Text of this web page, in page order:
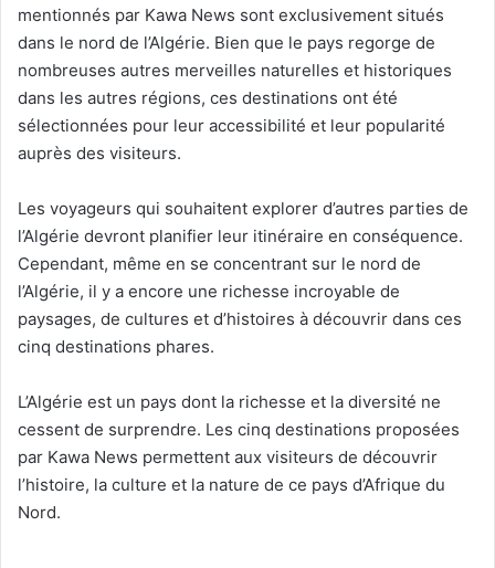
mentionnés par Kawa News sont exclusivement situés
dans le nord de l’Algérie. Bien que le pays regorge de
nombreuses autres merveilles naturelles et historiques
dans les autres régions, ces destinations ont été
sélectionnées pour leur accessibilité et leur popularité
auprès des visiteurs.
Les voyageurs qui souhaitent explorer d’autres parties de
l’Algérie devront planifier leur itinéraire en conséquence.
Cependant, même en se concentrant sur le nord de
l’Algérie, il y a encore une richesse incroyable de
paysages, de cultures et d’histoires à découvrir dans ces
cinq destinations phares.
L’Algérie est un pays dont la richesse et la diversité ne
cessent de surprendre. Les cinq destinations proposées
par Kawa News permettent aux visiteurs de découvrir
l’histoire, la culture et la nature de ce pays d’Afrique du
Nord.